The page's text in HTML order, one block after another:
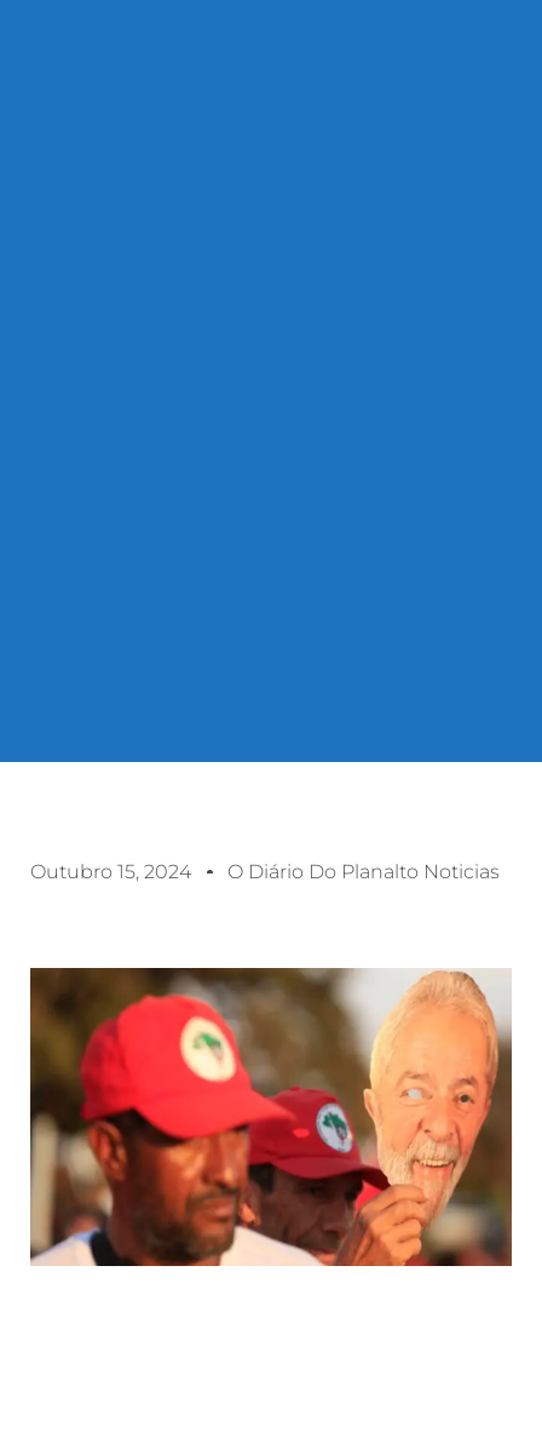
Outubro 15, 2024 O Diário Do Planalto Noticias